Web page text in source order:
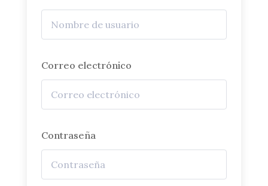
Correo electrónico
Contraseña